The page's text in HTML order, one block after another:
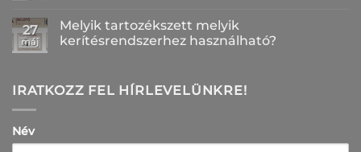
felület
bejegyzéshez
kerítésszett
2026-
ban?
a(z)
Linea
vagy
kerítés
illik
27
máj
Melyik tartozékszett melyik
kerítésrendszerhez használható?
Melyik
tartozékszett
IRATKOZZ FEL HÍRLEVELÜNKRE!
Név